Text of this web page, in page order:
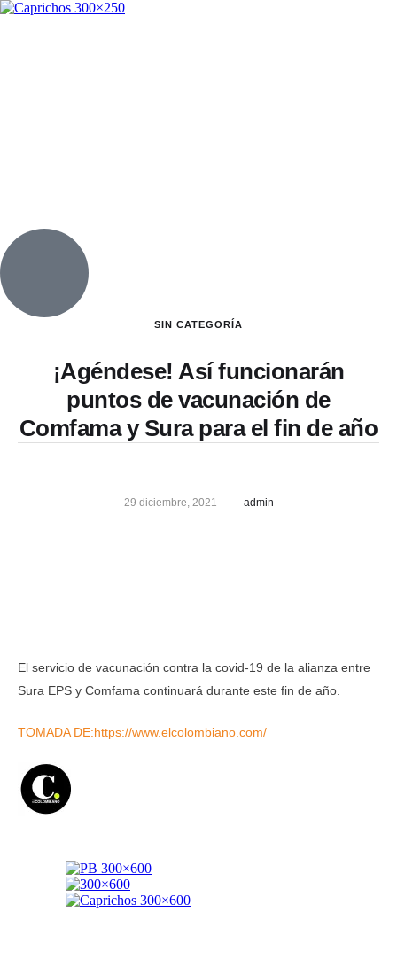
SIN CATEGORÍA
¡Agéndese! Así funcionarán
puntos de vacunación de
Comfama y Sura para el fin de año
29 diciembre, 2021 admin
El servicio de vacunación contra la covid-19 de la alianza entre
Sura EPS y Comfama continuará durante este fin de año.
TOMADA DE:https://www.elcolombiano.com/